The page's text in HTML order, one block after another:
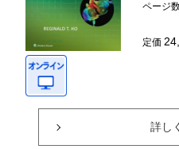
ページ
定価
詳し